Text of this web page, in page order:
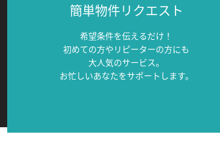
簡単物件リクエスト
希望条件を伝えるだけ！
初めての方やリピーターの方にも
大人気のサービス。
お忙しいあなたをサポートします。